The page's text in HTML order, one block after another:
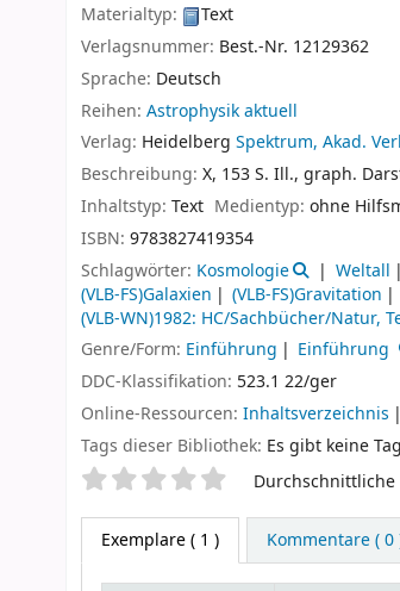
Materialtyp:
Text
Verlagsnummer: Best.-Nr. 12129362
Sprache: Deutsch
Reihen: Astrophysik aktuell
Verlag: Heidelberg Spektrum, Akad.
Beschreibung: X, 153 S. Ill., graph.
Inhaltstyp: Text Medientyp:ohne
ISBN: 9783827419354
Schlagwörter: Kosmologie Weltall
(VLB-FS)Galaxien
(VLB-FS)Gravitation
(VLB-WN)1982: HC/Sachbücher/Natur,
Genre/Form: Einführung
Einführung
DDC-Klassifikation: 523.1 22/ger
Online-Ressourcen: Inhaltsverzeichnis
Tags dieser Bibliothek: Es gibt keine
SternchenbewertungDurchschnittliche
Exemplare( 1 ) Kommentare ( 0